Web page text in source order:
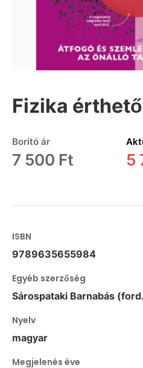
Fizika
Borító ár
7 500 Ft 5
ISBN
9789635655984
Egyéb szerzőség
Sárospataki Barnabás
Nyelv
magyar
Megjelenés éve